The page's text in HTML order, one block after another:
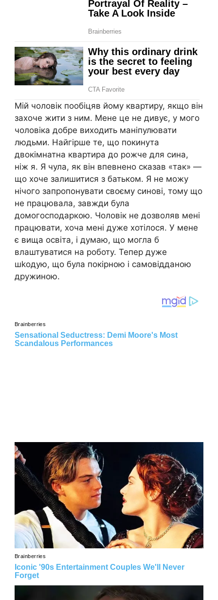
Мій чоловік пообіцяв йому квартиру, якщо він
захоче жити з ним. Мене це не дивує, у мого
чоловіка добре виходить маніпулювати
людьми. Найгірше те, що покинута
двокімнатна квартира до рожче для сина,
ніж я. Я чула, як він впевнено сказав «так» —
що хоче залишитися з батьком. Я не можу
нічого запропонувати своєму синові, тому що
не працювала, завжди була
домогосподаркою. Чоловік не дозволяв мені
працювати, хоча мені дуже хотілося. У мене
є вища освіта, і думаю, що могла б
влаштуватися на роботу. Тепер дуже
шkодую, що була покірною і самовідданою
дружиною.